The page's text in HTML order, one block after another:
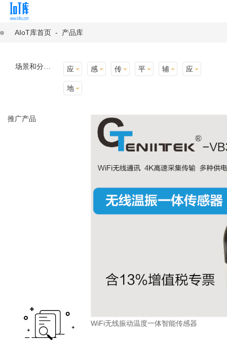
AIoT库首页 - 产品库
应用场景 感知层 传输层 平台层 辅助产品与材料 应用终端
地址选择
推广产品
WiFi无线振动温度一体智能传感器